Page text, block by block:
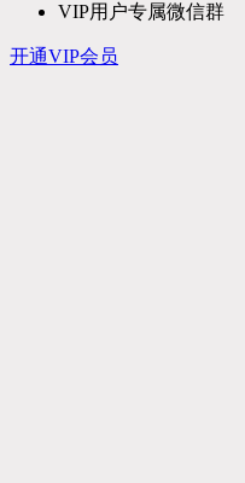
VIP用户专属微信群
开通VIP会员